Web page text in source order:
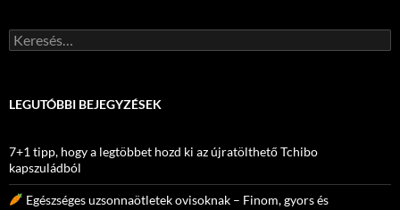
Keresés:
LEGUTÓBBI BEJEGYZÉSEK
7+1 tipp, hogy a legtöbbet hozd ki az újratölthető Tchibo
kapszuládból
Egészséges uzsonnaötletek ovisoknak – Finom, gyors és